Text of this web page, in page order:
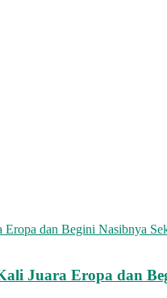
Juara Eropa dan